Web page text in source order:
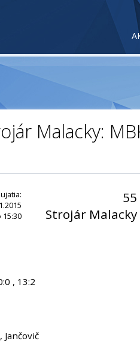
Malacky:
15:30
55
Strojár Malacky
, 13:2
Jančovič